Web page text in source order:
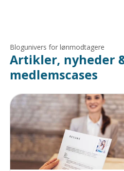
Blogunivers for lønmodtagere
Artikler, nyheder
medlemscases